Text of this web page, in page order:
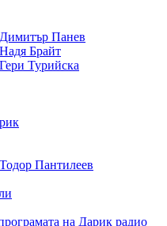
Панев
Брайт
Турийска
Пантилеев
на Дарик радио